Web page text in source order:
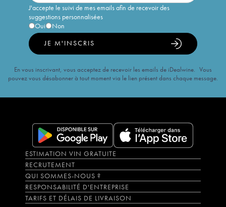
J'accepte le suivi de mes emails afin de recevoir des
suggestions personnalisées
Oui
Non
JE M'INSCRIS
En vous inscrivant, vous acceptez de recevoir les emails de iDealwine. Vous
pouvez vous désabonner à tout moment via le lien présent dans chaque message.
ESTIMATION VIN GRATUITE
RECRUTEMENT
QUI SOMMES-NOUS ?
RESPONSABILITÉ D'ENTREPRISE
TARIFS ET DÉLAIS DE LIVRAISON